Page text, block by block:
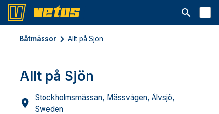
Open
Båtmässor Allt på Sjön
Allt på Sjön
Stockholmsmässan, Mässvägen, Älvsjö,
Sweden